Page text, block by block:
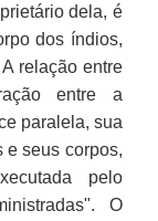
dela, é
dos índios,
relação entre
entre a
paralela, sua
e seus corpos,
pelo
O